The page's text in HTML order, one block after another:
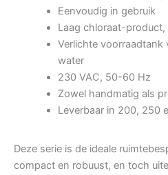
Eenvoudig in gebruik
Laag chloraat-
Verlichte voorraadtank
water
230 VAC, 50-60 Hz
Zowel handmatig als
Leverbaar in 200, 250
Deze serie is de ideale
compact en robuust, en toch